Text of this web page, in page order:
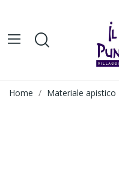
Home Materiale apistico